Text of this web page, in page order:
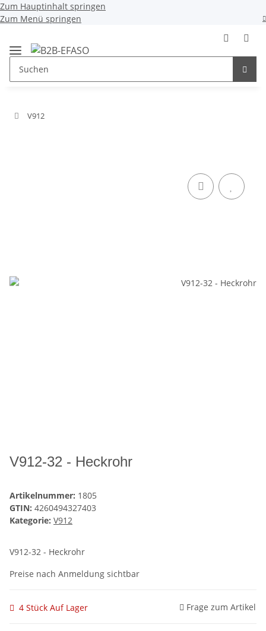
Zum Hauptinhalt springen
Zum Menü springen
V912
V912-32 - Heckrohr
Artikelnummer: 1805
GTIN: 4260494327403
Kategorie: V912
V912-32 - Heckrohr
Preise nach Anmeldung sichtbar
4 Stück Auf Lager Frage zum Artikel